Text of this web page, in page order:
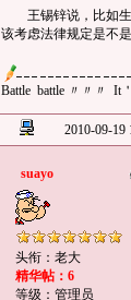
王锡锌说，比如生
该考虑法律规定是不
Battle battle 〃〃〃 It
2010-09-19
suayo
头衔：老大
精华帖：6
等级：管理员